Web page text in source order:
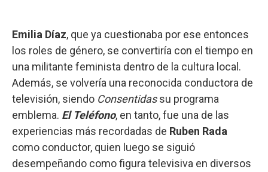
Emilia Díaz, que ya cuestionaba por ese entonces
los roles de género, se convertiría con el tiempo en
una militante feminista dentro de la cultura local.
Además, se volvería una reconocida conductora de
televisión, siendo Consentidassu programa
emblema. El Teléfono, en tanto, fue una de las
experiencias más recordadas de Ruben Rada
como conductor, quien luego se siguió
desempeñando como figura televisiva en diversos